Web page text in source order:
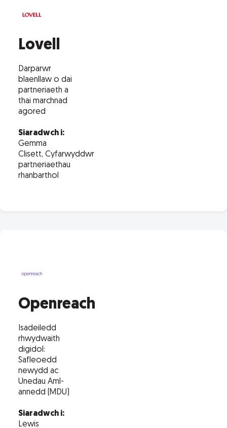
Lovell
Darparwr
blaenllaw o dai
partneriaeth a
thai marchnad
agored
Siaradwch i:
Gemma
Clisett, Cyfarwyddwr
partneriaethau
rhanbarthol
Openreach
Isadeiledd
rhwydwaith
digidol:
Safleoedd
newydd ac
Unedau Aml-
annedd (MDU)
Siaradwch i:
Lewis